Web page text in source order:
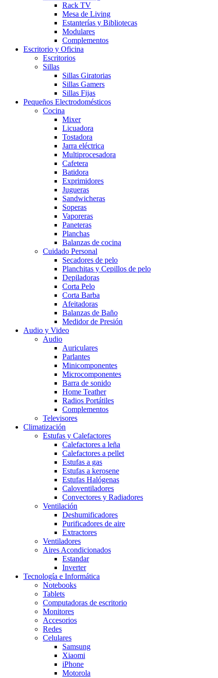
Rack TV
Mesa de Living
Estanterías y Bibliotecas
Modulares
Complementos
Escritorio y Oficina
Escritorios
Sillas
Sillas Giratorias
Sillas Gamers
Sillas Fijas
Pequeños Electrodomésticos
Cocina
Mixer
Licuadora
Tostadora
Jarra eléctrica
Multiprocesadora
Cafetera
Batidora
Exprimidores
Jugueras
Sandwicheras
Soperas
Vaporeras
Paneteras
Planchas
Balanzas de cocina
Cuidado Personal
Secadores de pelo
Planchitas y Cepillos de pelo
Depiladoras
Corta Pelo
Corta Barba
Afeitadoras
Balanzas de Baño
Medidor de Presión
Audio y Video
Audio
Auriculares
Parlantes
Minicomponentes
Microcomponentes
Barra de sonido
Home Teather
Radios Portátiles
Complementos
Televisores
Climatización
Estufas y Calefactores
Calefactores a leña
Calefactores a pellet
Estufas a gas
Estufas a kerosene
Estufas Halógenas
Caloventiladores
Convectores y Radiadores
Ventilación
Deshumificadores
Purificadores de aire
Extractores
Ventiladores
Aires Acondicionados
Estandar
Inverter
Tecnología e Informática
Notebooks
Tablets
Computadoras de escritorio
Monitores
Accesorios
Redes
Celulares
Samsung
Xiaomi
iPhone
Motorola